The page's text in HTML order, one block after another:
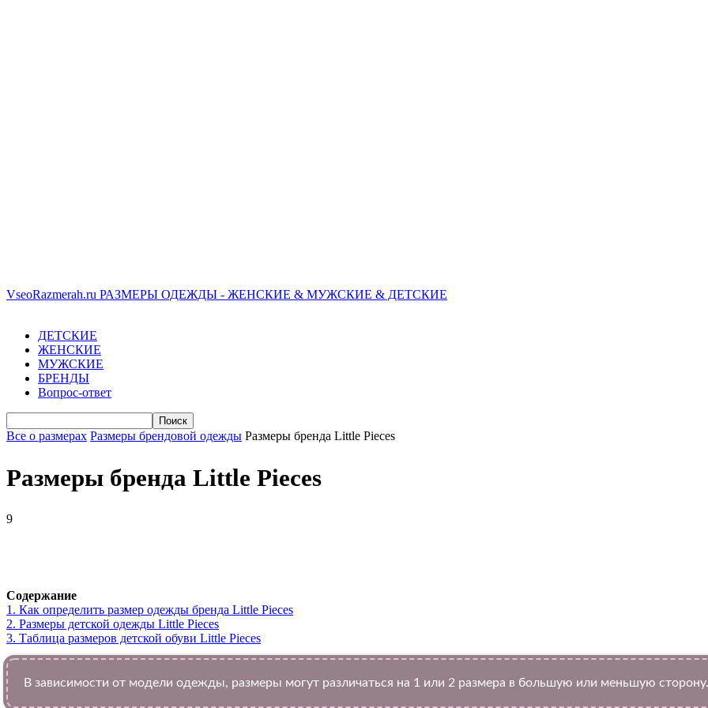
VseoRazmerah.ru РАЗМЕРЫ ОДЕЖДЫ - ЖЕНСКИЕ & МУЖСКИЕ & ДЕТСКИЕ
ДЕТСКИЕ
ЖЕНСКИЕ
МУЖСКИЕ
БРЕНДЫ
Вопрос-ответ
Все о размерах Размеры брендовой одежды Размеры бренда Little Pieces
Размеры бренда Little Pieces
9
Содержание
1. Как определить размер одежды брендa Little Pieces
2. Размеры детской одежды Little Pieces
3. Таблица размеров детской обуви Little Pieces
В зависимости от модели одежды, размеры могут различаться на 1 или 2 размера в большую или меньшую сторону.